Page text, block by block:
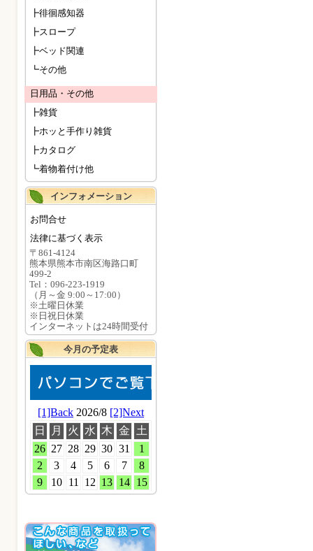
┣徘徊感知器
┣スロープ
┣ベッド関連
┗その他
日用品・その他
┣雑貨
┣ホッと手作り雑貨
┣カタログ
┗着物着付け他
インフォメーション
お問合せ
法律に基づく表示
〒861-4124
熊本県熊本市南区海路口町
499-2
Tel：096-223-1919
（月～金 9:00～17:00）
※土曜日休業
※日祝日休業
インターネットは24時間受付
今月の予定表